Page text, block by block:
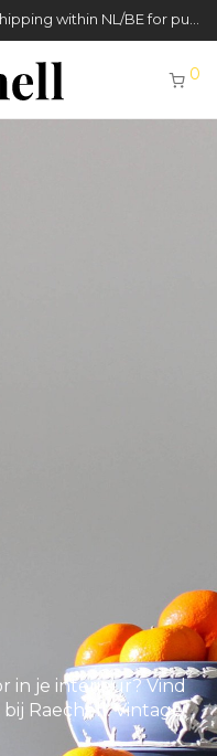
NL/BE for purchases over €50
0
in je interieur? Vind
Raechell. Vintage,